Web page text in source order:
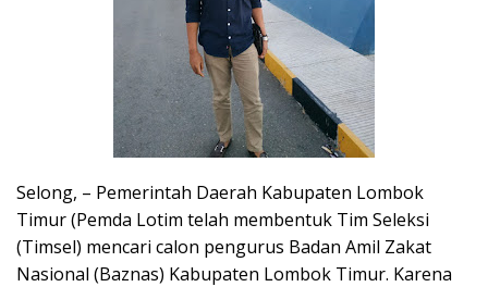
Selong, – Pemerintah Daerah Kabupaten Lombok
Timur (Pemda Lotim telah membentuk Tim Seleksi
(Timsel) mencari calon pengurus Badan Amil Zakat
Nasional (Baznas) Kabupaten Lombok Timur. Karena